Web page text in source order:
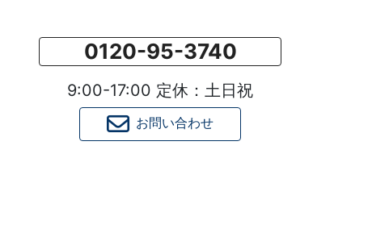
0120-95-3740
9:00-17:00 定休：土日祝
お問い合わせ